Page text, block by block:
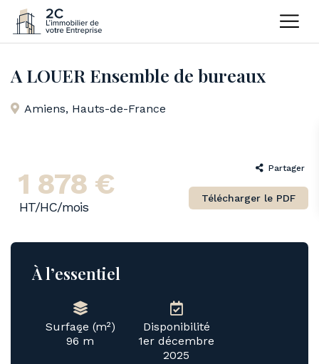
Home Bureaux
A LOUER Ensemble de bureaux
Amiens, Hauts-de-France
Partager
Télécharger le PDF
1 878 €
HT/HC/mois
À l’essentiel
96 m
2
Surface (m²)
1er décembre
2025
Disponibilité